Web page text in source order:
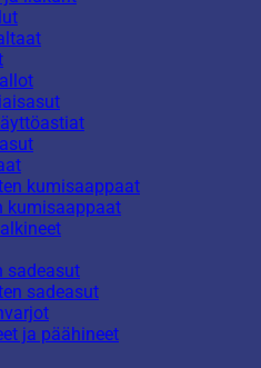
kumisaappaat
kumisaappaat
sadeasut
sadeasut
ja päähineet